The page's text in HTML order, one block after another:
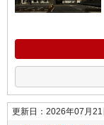
更新日：2026年07月21